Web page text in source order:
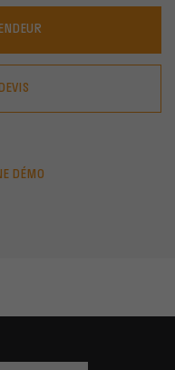
DÉMO